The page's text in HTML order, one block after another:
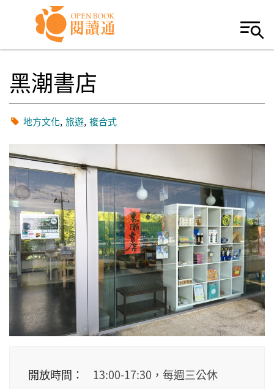
Skip to navigation
移至主內容
黑潮書店
地方文化 旅遊 複合式
開放時間：
13:00-17:30，每週三公休